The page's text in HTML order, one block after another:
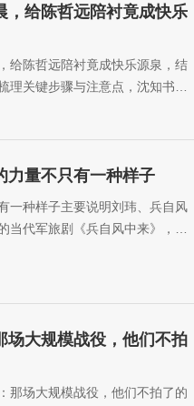
，给陈哲远陪衬竟成快乐
给陈哲远陪衬竟成快乐源泉，结
关键步骤与注意点，沈知书和
力量不只有一种样子
一种样子主要说明刘玮、兵自风
代军旅剧《兵自风中来》，正
查找做法、配置或排查思路时
场大规模战役，他们不拍
那场大规模战役，他们不拍了的